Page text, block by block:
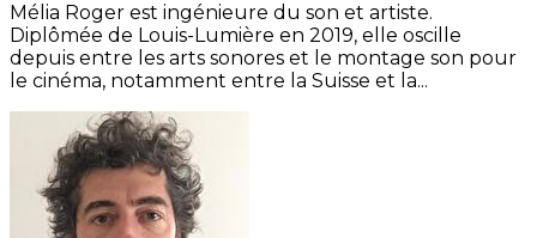
Mélia Roger est ingénieure du son et artiste.
Diplômée de Louis-Lumière en 2019, elle oscille
depuis entre les arts sonores et le montage son pour
le cinéma, notamment entre la Suisse et la...